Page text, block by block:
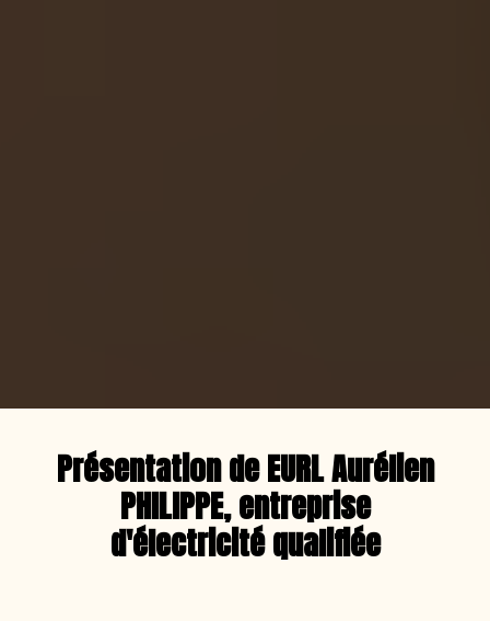
Présentation de EURL Aurélien
PHILIPPE, entreprise
d'électricité qualifiée